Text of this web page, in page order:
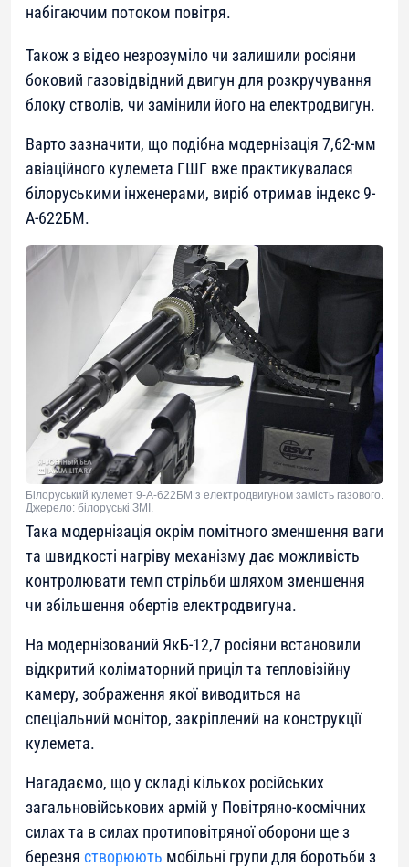
набігаючим потоком повітря.
Також з відео незрозуміло чи залишили росіяни
боковий газовідвідний двигун для розкручування
блоку стволів, чи замінили його на електродвигун.
Варто зазначити, що подібна модернізація 7,62-мм
авіаційного кулемета ГШГ вже практикувалася
білоруськими інженерами, виріб отримав індекс 9-
А-622БМ.
Білоруський кулемет 9-А-622БМ з електродвигуном замість газового.
Джерело: білоруські ЗМІ.
Така модернізація окрім помітного зменшення ваги
та швидкості нагріву механізму дає можливість
контролювати темп стрільби шляхом зменшення
чи збільшення обертів електродвигуна.
На модернізований ЯкБ-12,7 росіяни встановили
відкритий коліматорний приціл та тепловізійну
камеру, зображення якої виводиться на
спеціальний монітор, закріплений на конструкції
кулемета.
Нагадаємо, що у складі кількох російських
загальновійськових армій у Повітряно-космічних
силах та в силах протиповітряної оборони ще з
березня створюють мобільні групи для боротьби з